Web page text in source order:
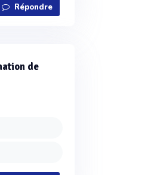
Répondre
de